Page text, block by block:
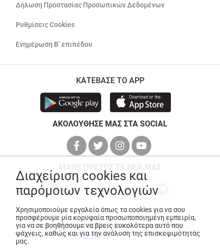
Δήλωση Προστασίας Προσωπικών Δεδομένων
Ρυθμίσεις Cookies
Ενημέρωση Β’ επιπέδου
ΚΑΤΕΒΑΣΕ ΤΟ APP
ΑΚΟΛΟΥΘΗΣΕ ΜΑΣ ΣΤΑ SOCIAL
© Copyright 2026ANEDIK Kritikos. All Rights Reserved
Made with
byDesquared
Διαχείριση cookies και
παρόμοιων τεχνολογιών
Χρησιμοποιούμε εργαλεία όπως τα cookies για να σου
προσφέρουμε μία κορυφαία προσωποποιημένη εμπειρία,
για να σε βοηθήσουμε να βρεις ευκολότερα αυτό που
ψάχνεις, καθώς και για την ανάλυση της επισκεψιμότητάς
μας.